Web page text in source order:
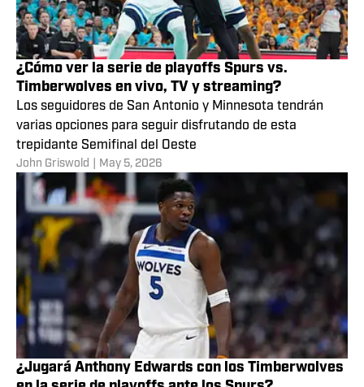
¿Cómo ver la serie de playoffs Spurs vs.
Timberwolves en vivo, TV y streaming?
Los seguidores de San Antonio y Minnesota tendrán
varias opciones para seguir disfrutando de esta
trepidante Semifinal del Oeste
John Griswold May 5, 2026
¿Jugará Anthony Edwards con los Timberwolves